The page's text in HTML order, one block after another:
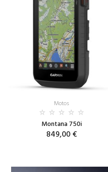
Motos
Montana 750i
849,00 €